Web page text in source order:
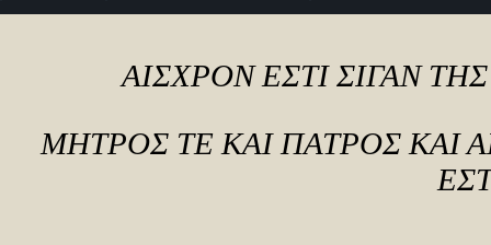
ΑΙΣΧΡΟΝ ΕΣΤΙ ΣΙΓΑΝ
ΜΗΤΡΟΣ ΤΕ ΚΑΙ ΠΑΤΡΟΣ ΚΑΙ